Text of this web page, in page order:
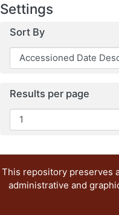
Settings
Sort By
Results per page
This repository preserves
administrative and